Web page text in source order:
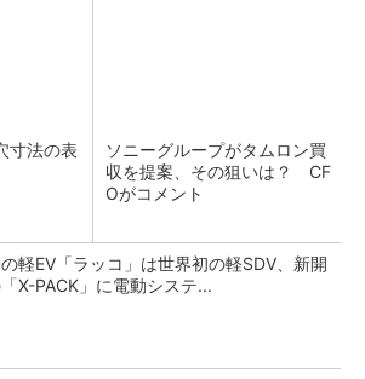
寸法の表
ソニーグループがタムロン買
収を提案、その狙いは？ CF
Oがコメント
軽EV「ラッコ」は世界初の軽SDV、新開
X-PACK」に電動システ...